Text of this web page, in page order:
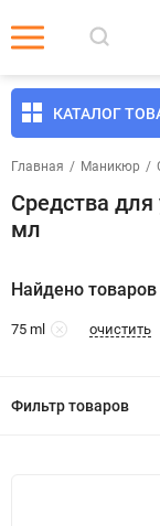
КАТАЛОГ
Главная / Маникюр /
Средства для
мл
Найдено товаров
75 ml очистить
Фильтр товаров